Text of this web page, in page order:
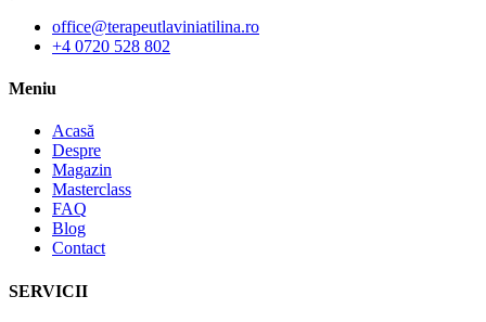
office@terapeutlaviniatilina.ro
+4 0720 528 802
Meniu
Acasă
Despre
Magazin
Masterclass
FAQ
Blog
Contact
SERVICII